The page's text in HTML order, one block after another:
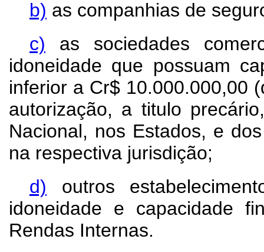
b) as companhias de
c) as sociedades
idoneidade que possuam
inferior a Cr$ 10.000.000,00
autorização, a titulo
Nacional, nos Estados, e
na respectiva jurisdição;
d) outros
idoneidade e capacidade
Rendas Internas.